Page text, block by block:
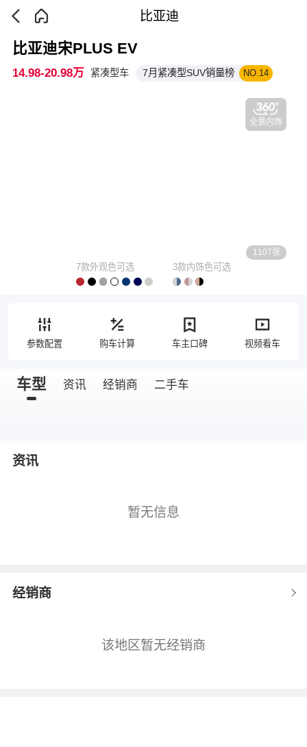
比亚迪
全景内饰
1107张
比亚迪宋PLUS EV
14.98-20.98万 紧凑型车 7月紧凑型SUV销量榜 NO.14
7款外观色可选 3款内饰色可选
参数配置 购车计算 车主口碑 视频看车
车型 资讯 经销商 二手车
资讯
暂无信息
经销商
该地区暂无经销商